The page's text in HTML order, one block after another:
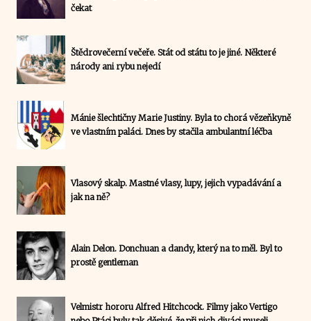
čekat
Štědrovečerní večeře. Stát od státu to je jiné. Některé
národy ani rybu nejedí
Mánie šlechtičny Marie Justiny. Byla to chorá vězeňkyně
ve vlastním paláci. Dnes by stačila ambulantní léčba
Vlasový skalp. Mastné vlasy, lupy, jejich vypadávání a
jak na ně?
Alain Delon. Donchuan a dandy, který na to měl. Byl to
prostě gentleman
Velmistr hororu Alfred Hitchcock. Filmy jako Vertigo